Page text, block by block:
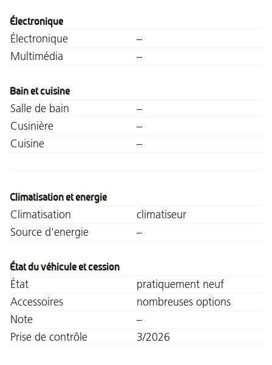
Électronique
Électronique
–
Multimédia
–
Bain et cuisine
Salle de bain
–
Cusinière
–
Cuisine
–
Climatisation et energie
Climatisation
climatiseur
Source d'energie
–
État du véhicule et cession
État
pratiquement neuf
Accessoires
nombreuses options
Note
–
Prise de contrôle
3/2026